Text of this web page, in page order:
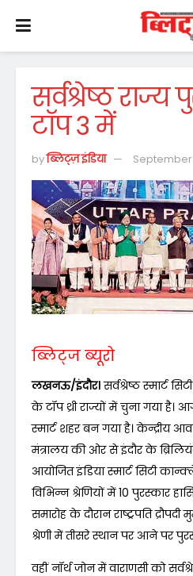
सर्वश्रेष्ठ राज्य
टॉप 3 में
byब्लिट्ज़ इंडिया September
ब्लिट्ज ब्यूरो
लखनऊ/इंदौर।सर्वश्रेष्ठ स्मार्ट
के टॉप थ्री राज्यों में चुना गया है।
स्मार्ट शहर बन गया है। केन्द्रीय
मंत्रालय की ओर से इंदौर के
आयोजित इंडिया स्मार्ट सिटी
विभिन्न श्रेणियों में 10 पुरस्कार
समारोह के दौरान राष्ट्रपति द्रौपदी
श्रेणी में तीसरे स्थान पर आने पर
वहीं नॉर्थ जोन में वाराणसी को